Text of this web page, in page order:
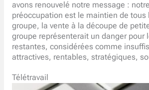
avons renouvelé notre message :
préoccupation est le maintien de tous
groupe, la vente à la découpe de
groupe représenterait un danger pour
restantes, considérées comme
attractives, rentables, stratégiques,
Télétravail